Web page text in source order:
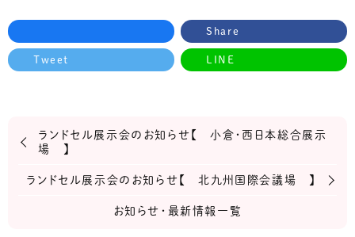
Share
Tweet LINE
ランドセル展示会のお知らせ【 小倉・西日本総合展示
場 】
ランドセル展示会のお知らせ【 北九州国際会議場 】
お知らせ・最新情報一覧